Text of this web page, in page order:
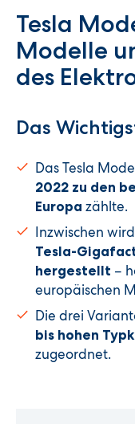
Tesla
Modelle
des
Das
Das Tesla
2022 zu den
Europa zählte.
Inzwischen
Tesla-
hergestellt –
europäischen
Die drei
bis hohen
zugeordnet.